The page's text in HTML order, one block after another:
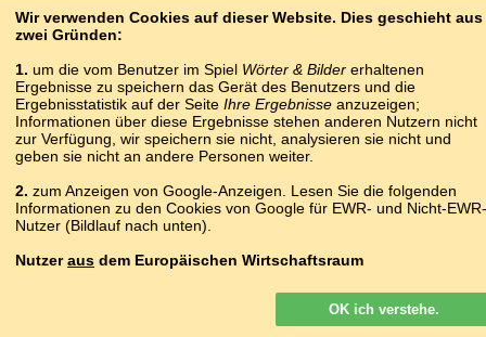
ERSJA-MORDWINISCH церькова
ESPERANTO
ESTNISCH kirik
FÄRÖISCH kirkja
FINNISCH kirkko
FRANZÖSISCH église
FURLANISCH glesie
GRIECHISCH εκκλησία
IRISCH eaglais, teampall
ISLÄNDISCH kirkja
ITALIENISCH chiesa
Wir verwenden Cookies auf dieser Website. Dies geschieht aus
zwei Gründen:
1. um die vom Benutzer im Spiel Wörter & Bildererhaltenen
Ergebnisse zu speichern das Gerät des Benutzers und die
Ergebnisstatistik auf der Seite Ihre Ergebnisse anzuzeigen;
Informationen über diese Ergebnisse stehen anderen Nutzern nicht
zur Verfügung, wir speichern sie nicht, analysieren sie nicht und
geben sie nicht an andere Personen weiter.
2. zum Anzeigen von Google-Anzeigen. Lesen Sie die folgenden
Informationen zu den Cookies von Google für EWR- und Nicht-EWR-
Nutzer (Bildlauf nach unten).
Nutzeraus dem Europäischen Wirtschaftsraum
Google-Anzeigen, die auf unserer Website für Nutzer aus dem EWR
personalisiert. Obwohl diese Anzeigen
keine Cookies für die Personalisierung von Anzeigen verwenden,
OK ich verstehe.